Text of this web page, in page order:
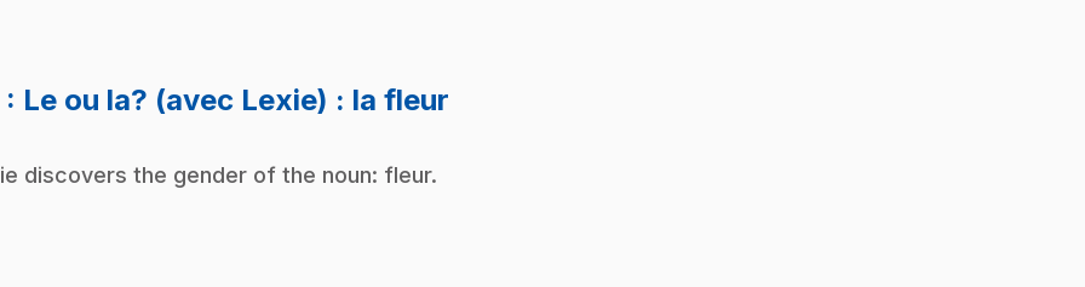
: Le ou la? (avec Lexie) : la fleur
discovers the gender of the noun: fleur.